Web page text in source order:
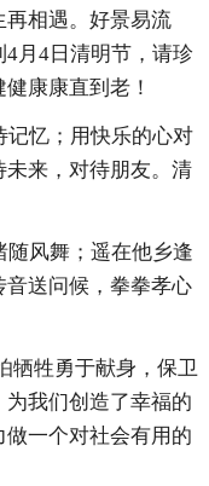
相遇。好景易流
月4日清明节，请珍
康康直到老！
记忆；用快乐的心对
来，对待朋友。清
随风舞；遥在他乡逢
送问候，拳拳孝心
牺牲勇于献身，保卫
我们创造了幸福的
一个对社会有用的